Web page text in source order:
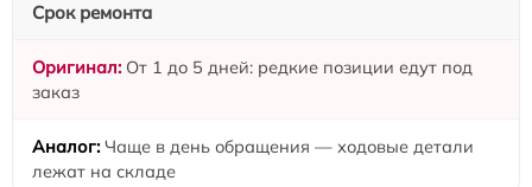
Срок ремонта
От 1 до 5 дней: редкие позиции едут под
заказ
Чаще в день обращения — ходовые детали
лежат на складе